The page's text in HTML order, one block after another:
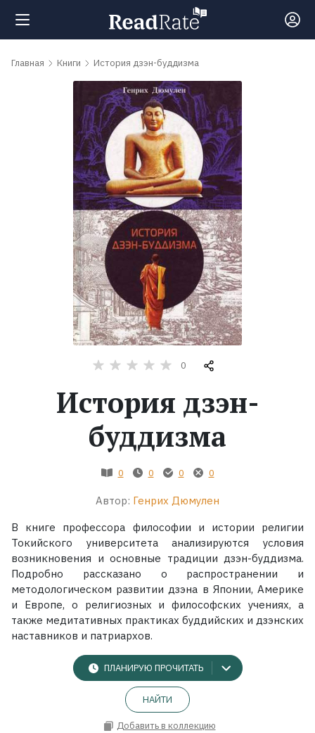
Поиск
Рейтинги
обсуждаемые
Экранизации
Главная Книги История дзэн-буддизма
0
История дзэн-
буддизма
0 0 0 0
Автор: Генрих Дюмулен
В книге профессора философии и истории религии
Токийского университета анализируются условия
возникновения и основные традиции дзэн-буддизма.
Подробно рассказано о распространении и
методологическом развитии дзэна в Японии, Америке
и Европе, о религиозных и философских учениях, а
также медитативных практиках буддийских и дзэнских
наставников и патриархов.
ПЛАНИРУЮ ПРОЧИТАТЬ
НАЙТИ
Добавить в коллекцию